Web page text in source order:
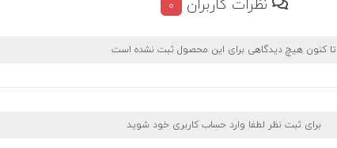
نظرات کاربران 0
تا کنون هیچ دیدگاهی برای این محصول ثبت نشده است
برای ثبت نظر لطفا وارد حساب کاربری خود شوید